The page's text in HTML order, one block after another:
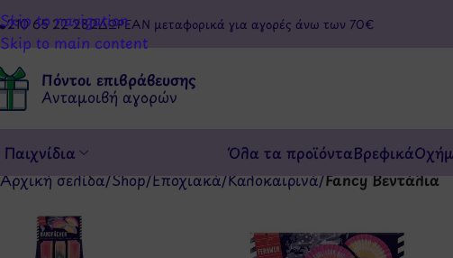
Skip to navigation
Skip to main content
210 65 22 282ΔΩΡΕΑΝ μεταφορικά για αγορές άνω των 70€
Πόντοι επιβράβευσης
Ανταμοιβή αγορών
Παιχνίδια Όλα τα προϊόνταΒρεφικά
Αρχική σελίδα/Shop/Εποχιακά/Καλοκαιρινά/Fancy Βεντάλια